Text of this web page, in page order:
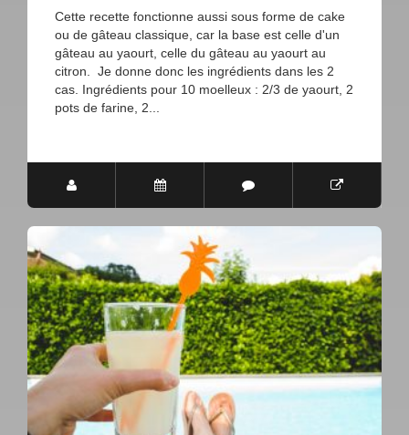
Cette recette fonctionne aussi sous forme de cake
ou de gâteau classique, car la base est celle d'un
gâteau au yaourt, celle du gâteau au yaourt au
citron. Je donne donc les ingrédients dans les 2
cas. Ingrédients pour 10 moelleux : 2/3 de yaourt, 2
pots de farine, 2...